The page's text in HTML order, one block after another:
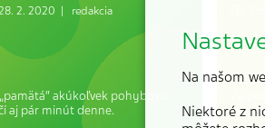
2. 2020 | redakcia
akúkoľvek pohybovú
aj pár minút denne.
do
Na našom
Niektoré z